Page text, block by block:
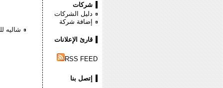
شاليه
شركات
دليل الشركات
إضافة شركة
قارئ الإعلانات
RSS FEED
إتصل بنا